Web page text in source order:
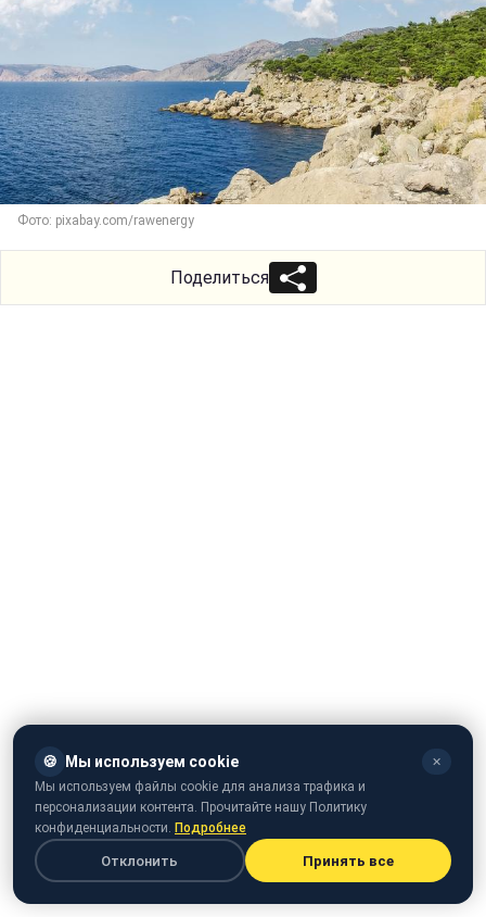
Фото: pixabay.com/rawenergy
Поделиться
В окупованому Російською Федерацією Криму немає
жодного туриста. Відповідні фото опублікували на
🍪 Мы используем cookie ✕
Мы используем файлы cookie для анализа трафика и
персонализации контента. Прочитайте нашу Политику
конфиденциальности. Подробнее
Отклонить Принять все